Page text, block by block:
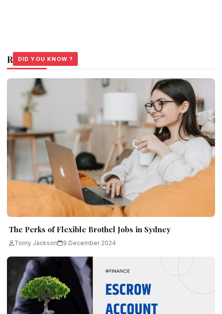
Related Stories
DID YOU KNOW ?
The Perks of Flexible Brothel Jobs in Sydney
Tomy Jackson 9 December 2024
DID YOU KNOW ?
DID YOU KNOW ?